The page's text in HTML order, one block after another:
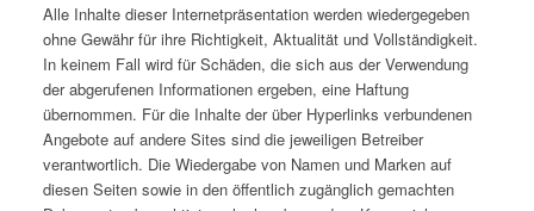
Alle Inhalte dieser Internetpräsentation werden wiedergegeben
ohne Gewähr für ihre Richtigkeit, Aktualität und Vollständigkeit.
In keinem Fall wird für Schäden, die sich aus der Verwendung
der abgerufenen Informationen ergeben, eine Haftung
übernommen. Für die Inhalte der über Hyperlinks verbundenen
Angebote auf andere Sites sind die jeweiligen Betreiber
verantwortlich. Die Wiedergabe von Namen und Marken auf
diesen Seiten sowie in den öffentlich zugänglich gemachten